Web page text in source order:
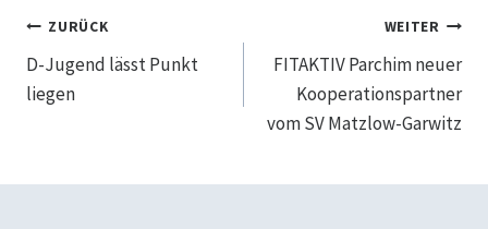
Beitragsnavigation
ZURÜCK
D-Jugend lässt Punkt
liegen
WEITER
FITAKTIV Parchim neuer
Kooperationspartner
vom SV Matzlow-Garwitz